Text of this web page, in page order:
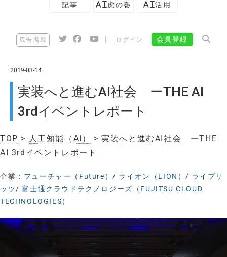
記事 AI虎の巻 AI活用
広告掲載 ログイン 会員登録
2019-03-14
実装へと進むAI社会 ーTHE AI
3rdイベントレポート
TOP > 人工知能（AI）
> 実装へと進むAI社会 ーTHE
AI 3rdイベントレポート
企業： フューチャー（Future）/ ライオン（LION）/ ライブリ
ッツ/富士通クラウドテクノロジーズ（FUJITSU CLOUD
TECHNOLOGIES）